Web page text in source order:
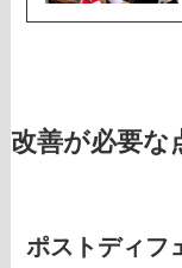
改善が必要な
ポストディフ